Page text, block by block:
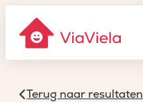
Terug naar resultaten